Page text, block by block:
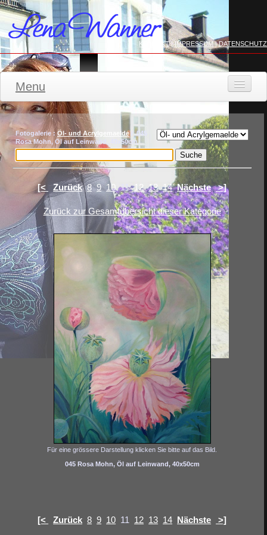
KONTAKT|IMPRESSUM|DATENSCHUTZ
Menu
STARTSEITE
WERKE
FILZMODE
Aktuell
KONTAKT
Fotogalerie :Öl- und Acrylgemaelde/ 045
Rosa Mohn, Öl auf Leinwand, 40x50cm
[< Zurück 8 9 10 1112 13 14 Nächste >]
Zurück zur Gesamtübersicht dieser Kategorie
Für eine grössere Darstellung klicken Sie bitte auf das Bild.
045 Rosa Mohn, Öl auf Leinwand, 40x50cm
[< Zurück 8 9 10 11 12 13 14 Nächste >]